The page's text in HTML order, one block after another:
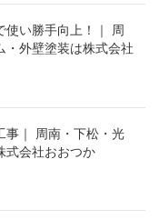
い勝手向上！｜ 周
外壁塗装は株式会社
事｜ 周南・下松・光
式会社おおつか